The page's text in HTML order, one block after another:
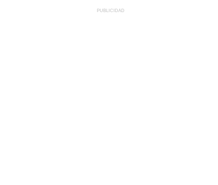
PUBLICIDAD